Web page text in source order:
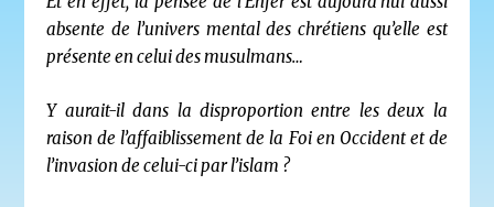
absente de l’univers mental des chrétiens qu’elle est
présente en celui des musulmans…
Y aurait-il dans la disproportion entre les deux la
raison de l’affaiblissement de la Foi en Occident et de
l’invasion de celui-ci par l’islam ?